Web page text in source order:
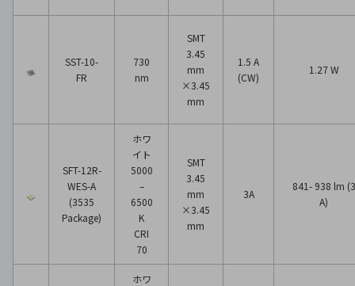
SST-10-
FR
730
nm
SMT
3.45
mm
×3.45
mm
1.5 A
(CW)
1.27 W
SFT-12R-
WES-A
(3535
Package)
ホワ
イト
5000
–
6500
K
CRI
70
SMT
3.45
mm
×3.45
mm
3A
841- 938 lm (3
A)
ホワ